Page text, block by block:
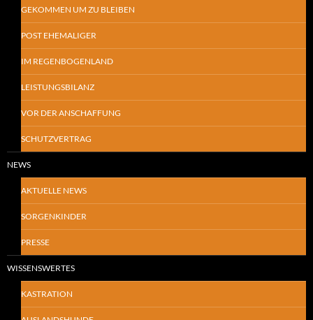
GEKOMMEN UM ZU BLEIBEN
POST EHEMALIGER
IM REGENBOGENLAND
LEISTUNGSBILANZ
VOR DER ANSCHAFFUNG
SCHUTZVERTRAG
NEWS
AKTUELLE NEWS
SORGENKINDER
PRESSE
WISSENSWERTES
KASTRATION